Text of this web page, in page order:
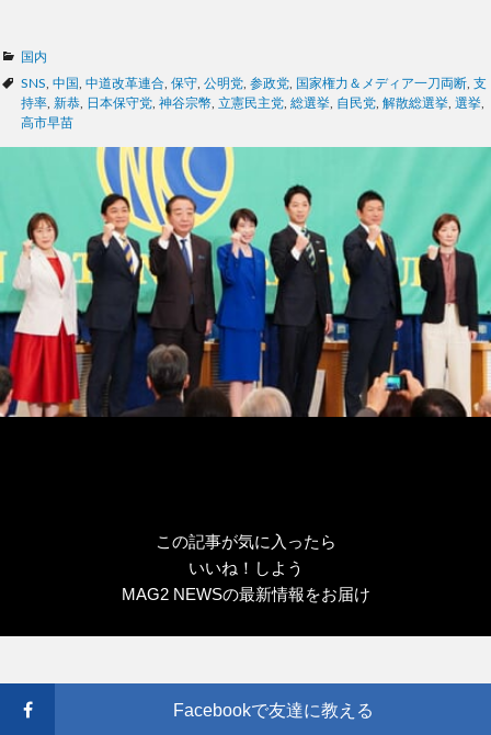
カ
テ
ゴ
リ
国内
タ
グ
SNS 中国 中道改革連合 保守 公明党 参政党 国家権力＆メディア一刀両断 支
持率 新恭 日本保守党 神谷宗幣 立憲民主党 総選挙 自民党 解散総選挙 選挙
高市早苗
この記事が気に入ったら
いいね！しよう
MAG2 NEWSの最新情報をお届け
Facebookで友達に教える